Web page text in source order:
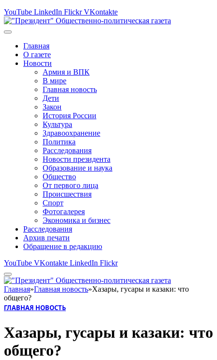
YouTube LinkedIn Flickr VKontakte
Главная
О газете
Новости
Армия и ВПК
В мире
Главная новость
Дети
Закон
История России
Культура
Здравоохранение
Политика
Расследования
Новости президента
Образование и наука
Общество
От первого лица
Происшествия
Спорт
Фотогалерея
Экономика и бизнес
Расследования
Архив печати
Обращение в редакцию
YouTube VKontakte LinkedIn Flickr
Главная»Главная новость»Хазары, гусары и казаки: что
общего?
ГЛАВНАЯ НОВОСТЬ
Хазары, гусары и казаки: что
общего?